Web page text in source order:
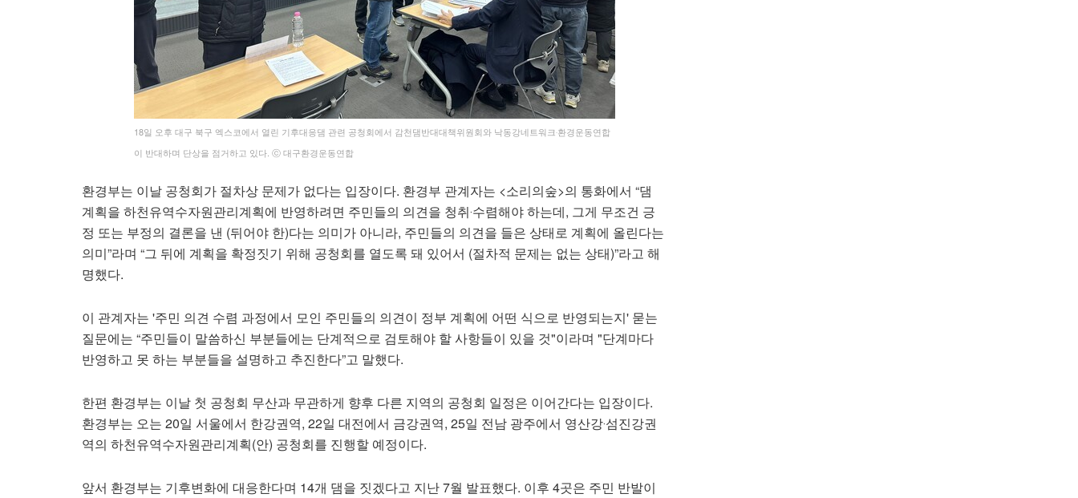
18일 오후 대구 북구 엑스코에서 열린 기후대응댐 관련 공청회에서 감천댐반대대책위원회와 낙동강네트워크‧환경운동연합
이 반대하며 단상을 점거하고 있다. ⓒ 대구환경운동연합
환경부는 이날 공청회가 절차상 문제가 없다는 입장이다. 환경부 관계자는 <소리의숲>의 통화에서 “댐
계획을 하천유역수자원관리계획에 반영하려면 주민들의 의견을 청취‧수렴해야 하는데, 그게 무조건 긍
정 또는 부정의 결론을 낸 (뒤어야 한)다는 의미가 아니라, 주민들의 의견을 들은 상태로 계획에 올린다는
의미”라며 “그 뒤에 계획을 확정짓기 위해 공청회를 열도록 돼 있어서 (절차적 문제는 없는 상태)”라고 해
명했다.
이 관계자는 '주민 의견 수렴 과정에서 모인 주민들의 의견이 정부 계획에 어떤 식으로 반영되는지' 묻는
질문에는 “주민들이 말씀하신 부분들에는 단계적으로 검토해야 할 사항들이 있을 것"이라며 "단계마다
반영하고 못 하는 부분들을 설명하고 추진한다”고 말했다.
한편 환경부는 이날 첫 공청회 무산과 무관하게 향후 다른 지역의 공청회 일정은 이어간다는 입장이다.
환경부는 오는 20일 서울에서 한강권역, 22일 대전에서 금강권역, 25일 전남 광주에서 영산강‧섬진강권
역의 하천유역수자원관리계획(안) 공청회를 진행할 예정이다.
앞서 환경부는 기후변화에 대응한다며 14개 댐을 짓겠다고 지난 7월 발표했다. 이후 4곳은 주민 반발이